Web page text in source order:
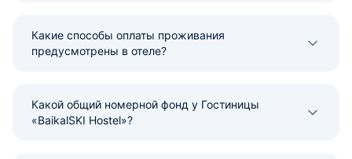
Какие способы оплаты проживания
предусмотрены в отеле?
Какой общий номерной фонд у Гостиницы
«BaikalSKI Hostel»?